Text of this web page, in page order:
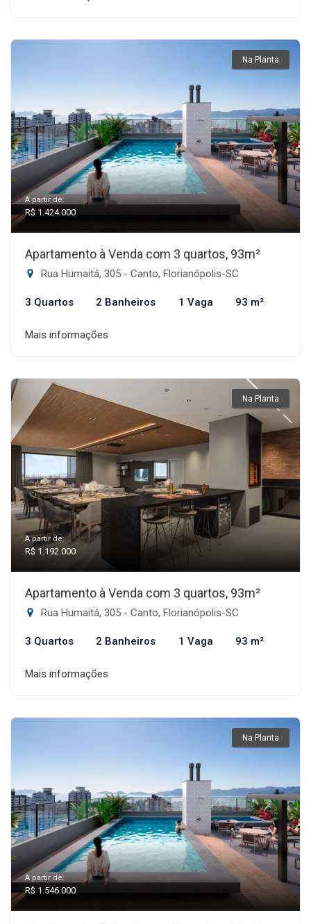
Na Planta
A partir de:
R$ 1.424.000
Apartamento à Venda com 3 quartos, 93m²
Rua Humaitá, 305 - Canto, Florianópolis-SC
3 Quartos 2 Banheiros 1 Vaga 93 m²
Mais informações
Na Planta
A partir de:
R$ 1.192.000
Apartamento à Venda com 3 quartos, 93m²
Rua Humaitá, 305 - Canto, Florianópolis-SC
3 Quartos 2 Banheiros 1 Vaga 93 m²
Mais informações
Na Planta
A partir de:
R$ 1.546.000